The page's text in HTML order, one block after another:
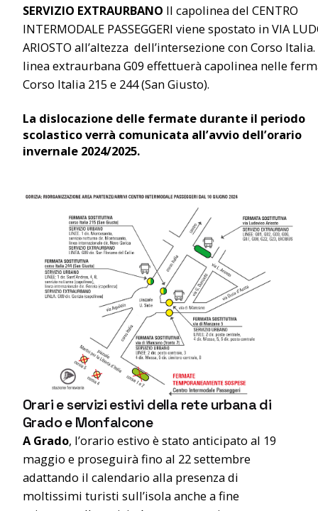
SERVIZIO EXTRAURBANO Il capolinea del CENTRO
INTERMODALE PASSEGGERI viene spostato in VIA
ARIOSTO all’altezza dell’intersezione con Corso
linea extraurbana G09 effettuerà capolinea nelle
Corso Italia 215 e 244 (San Giusto).
La dislocazione delle fermate durante il periodo
scolastico verrà comunicata all’avvio dell’orario
invernale 2024/2025.
Orari e servizi estivi della rete urbana di
Grado e Monfalcone
A Grado, l’orario estivo è stato anticipato al 19
maggio e proseguirà fino al 22 settembre
adattando il calendario alla presenza di
moltissimi turisti sull’isola anche a fine